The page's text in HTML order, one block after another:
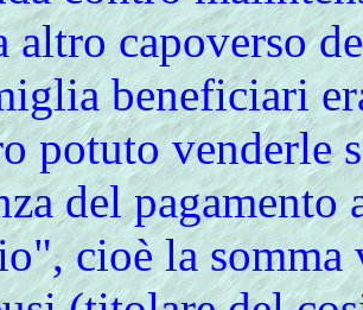
altro capoverso
beneficiari
potuto venderle
del
cioè la